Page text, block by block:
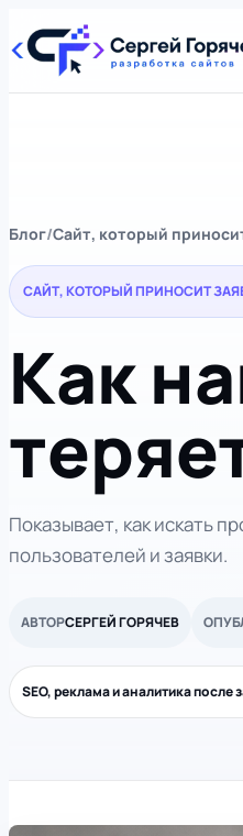
Блог Сайт, который
САЙТ, КОТОРЫЙ ПРИНОСИТ
Как
Показывает, как искать
пользователей и заявки.
АВТОРСЕРГЕЙ ГОРЯЧЕВ
SEO, реклама и аналитика после